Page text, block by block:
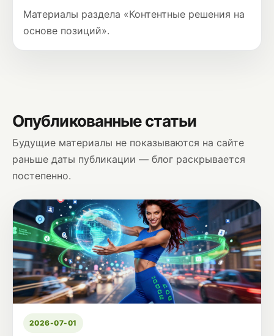
Материалы раздела «Контентные решения на
основе позиций».
Опубликованные статьи
Будущие материалы не показываются на сайте
раньше даты публикации — блог раскрывается
постепенно.
2026-07-01